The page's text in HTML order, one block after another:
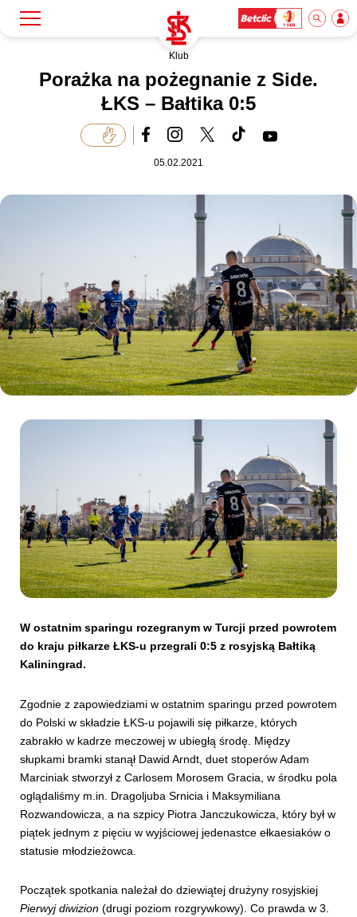
Klub
Dla mediów
Kibice
SKLEP KUP BILET
Klub
Porażka na pożegnanie z Side.
ŁKS – Bałtika 0:5
05.02.2021
W ostatnim sparingu rozegranym w Turcji przed powrotem
do kraju piłkarze ŁKS-u przegrali 0:5 z rosyjską Bałtiką
Kaliningrad.
Zgodnie z zapowiedziami w ostatnim sparingu przed powrotem
do Polski w składzie ŁKS-u pojawili się piłkarze, których
zabrakło w kadrze meczowej w ubiegłą środę. Między
słupkami bramki stanął Dawid Arndt, duet stoperów Adam
Marciniak stworzył z Carlosem Morosem Gracia, w środku pola
oglądaliśmy m.in. Dragoljuba Srnicia i Maksymiliana
Rozwandowicza, a na szpicy Piotra Janczukowicza, który był w
piątek jednym z pięciu w wyjściowej jedenastce ełkaesiaków o
statusie młodzieżowca.
Początek spotkania należał do dziewiątej drużyny rosyjskiej
Pierwyj diwizion (drugi poziom rozgrywkowy). Co prawda w 3.